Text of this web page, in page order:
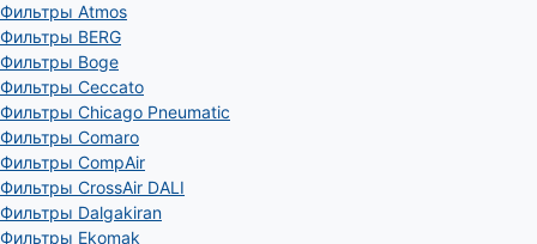
Фильтры Atmos
Фильтры BERG
Фильтры Boge
Фильтры Ceccato
Фильтры Chicago Pneumatic
Фильтры Comaro
Фильтры CompAir
Фильтры CrossAir DALI
Фильтры Dalgakiran
Фильтры Ekomak